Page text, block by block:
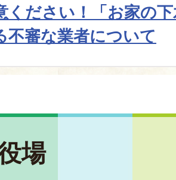
ください！「お家の
不審な業者について
場